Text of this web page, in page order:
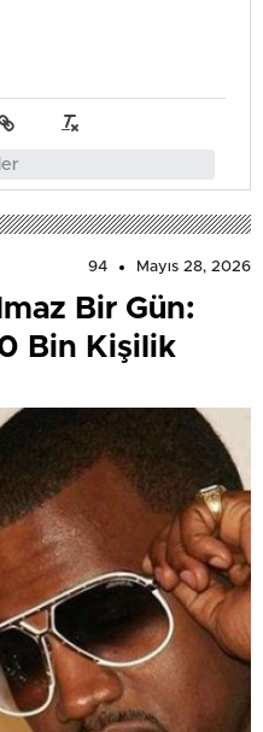
94 Mayıs 28, 2026
Bir Gün:
Bin Kişilik